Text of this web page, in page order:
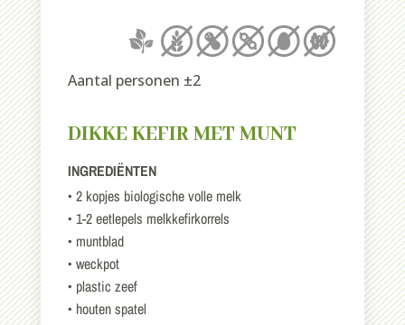
Aantal personen ±2
DIKKE KEFIR MET MUNT
INGREDIËNTEN
• 2 kopjes biologische volle melk
• 1-2 eetlepels melkkefirkorrels
• muntblad
• weckpot
• plastic zeef
• houten spatel